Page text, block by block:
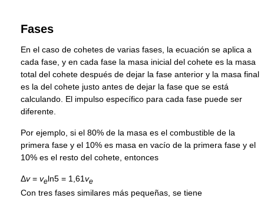
Fases
En el caso de cohetes de varias fases, la ecuación se aplica a
cada fase, y en cada fase la masa inicial del cohete es la masa
total del cohete después de dejar la fase anterior y la masa final
es la del cohete justo antes de dejar la fase que se está
calculando. El impulso específico para cada fase puede ser
diferente.
Por ejemplo, si el 80% de la masa es el combustible de la
primera fase y el 10% es masa en vacío de la primera fase y el
10% es el resto del cohete, entonces
Δv= veln5 = 1,61ve
Con tres fases similares más pequeñas, se tiene